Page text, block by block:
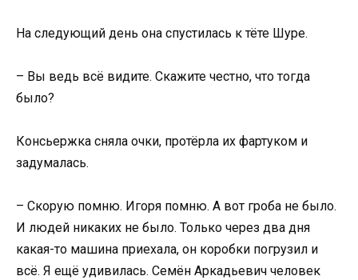
На следующий день она спустилась к тёте Шуре.
– Вы ведь всё видите. Скажите честно, что тогда
было?
Консьержка сняла очки, протёрла их фартуком и
задумалась.
– Скорую помню. Игоря помню. А вот гроба не было.
И людей никаких не было. Только через два дня
какая-то машина приехала, он коробки погрузил и
всё. Я ещё удивилась. Семён Аркадьевич человек